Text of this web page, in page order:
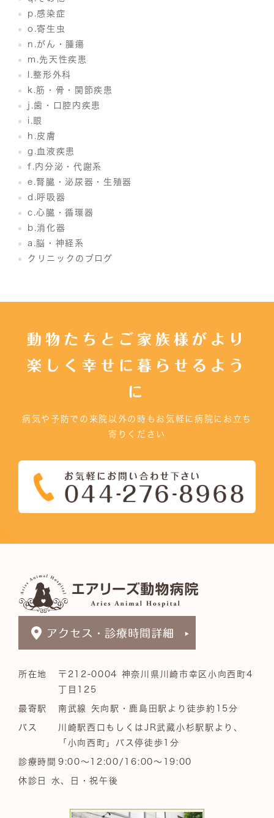
p.感染症
o.寄生虫
n.がん・腫瘍
m.先天性疾患
l.整形外科
k.筋・骨・関節疾患
j.歯・口腔内疾患
i.眼
h.皮膚
g.血液疾患
f.内分泌・代謝系
e.腎臓・泌尿器・生殖器
d.呼吸器
c.心臓・循環器
b.消化器
a.脳・神経系
クリニックのブログ
動物たちとご家族様がより
楽しく幸せに暮らせるよう
に
病気や予防での来院以外の時もお気軽に病院にお立ち
寄りください
所在地
〒212-0004 神奈川県川崎市幸区小向西町4
丁目125
最寄駅 南武線 矢向駅・鹿島田駅より徒歩約15分
バス
川崎駅西口もしくはJR武蔵小杉駅駅より、
「小向西町」バス停徒歩1分
診療時間 9:00～12:00/16:00～19:00
休診日 水、日・祝午後